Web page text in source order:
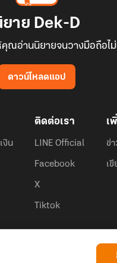
ยาย Dek-D
คุณอ่านนิยายจนวางมือถือไ
ดาวน์โหลดแอป
งิน
ติดต่อเรา
LINE Official
Facebook
X
Tiktok
เ
ข่
เ
ะสบการณ์ของ ผู้ใช้ให้ดียิ่งขึ้น